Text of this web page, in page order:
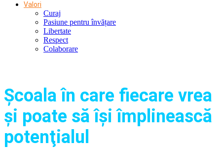
Valori
Curaj
Pasiune pentru învățare
Libertate
Respect
Colaborare
Şcoala în care fiecare vrea
și poate să își împlinească
potenţialul